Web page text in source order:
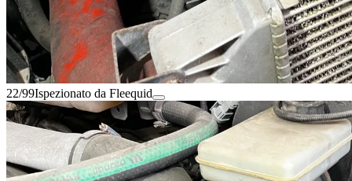
22/99Ispezionato da Fleequid